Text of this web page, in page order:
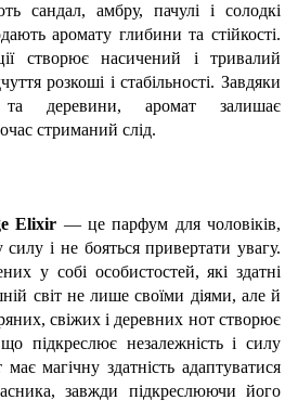
сандал, амбру, пачулі і солодкі
аромату глибини та стійкості.
створює насичений і тривалий
розкоші і стабільності. Завдяки
деревини, аромат залишає
стриманий слід.
Elixir — це парфум для чоловіків,
і не бояться привертати увагу.
у собі особистостей, які здатні
світ не лише своїми діями, але й
свіжих і деревних нот створює
підкреслює незалежність і силу
магічну здатність адаптуватися
завжди підкреслюючи його